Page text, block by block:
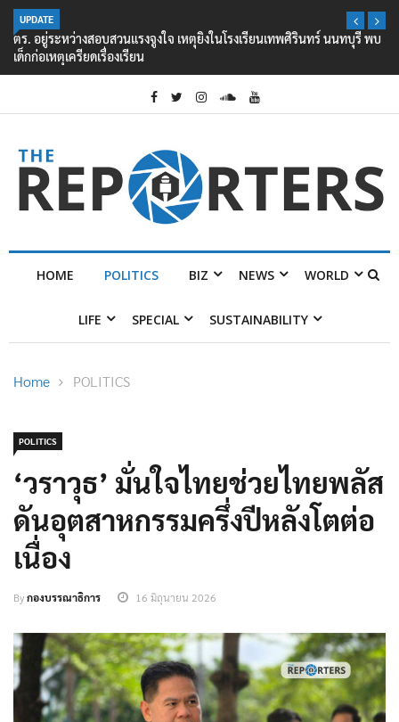
UPDATE
ตร. อยู่ระหว่างสอบสวนแรงจูงใจ เหตุยิงในโรงเรียนเทพศิรินทร์ นนทบุรี พบ
เด็กก่อเหตุเครียดเรื่องเรียน
HOME POLITICS BIZ NEWS WORLD
LIFE SPECIAL SUSTAINABILITY
Home POLITICS
POLITICS
‘วราวุธ’ มั่นใจไทยช่วยไทยพลัส
ดันอุตสาหกรรมครึ่งปีหลังโตต่อ
เนื่อง
Byกองบรรณาธิการ 16 มิถุนายน 2026